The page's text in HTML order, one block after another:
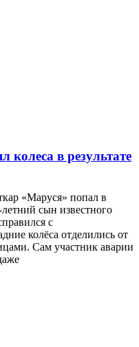
колеса в результате
«Маруся» попал в
сын известного
с
колёса отделились от
Сам участник аварии